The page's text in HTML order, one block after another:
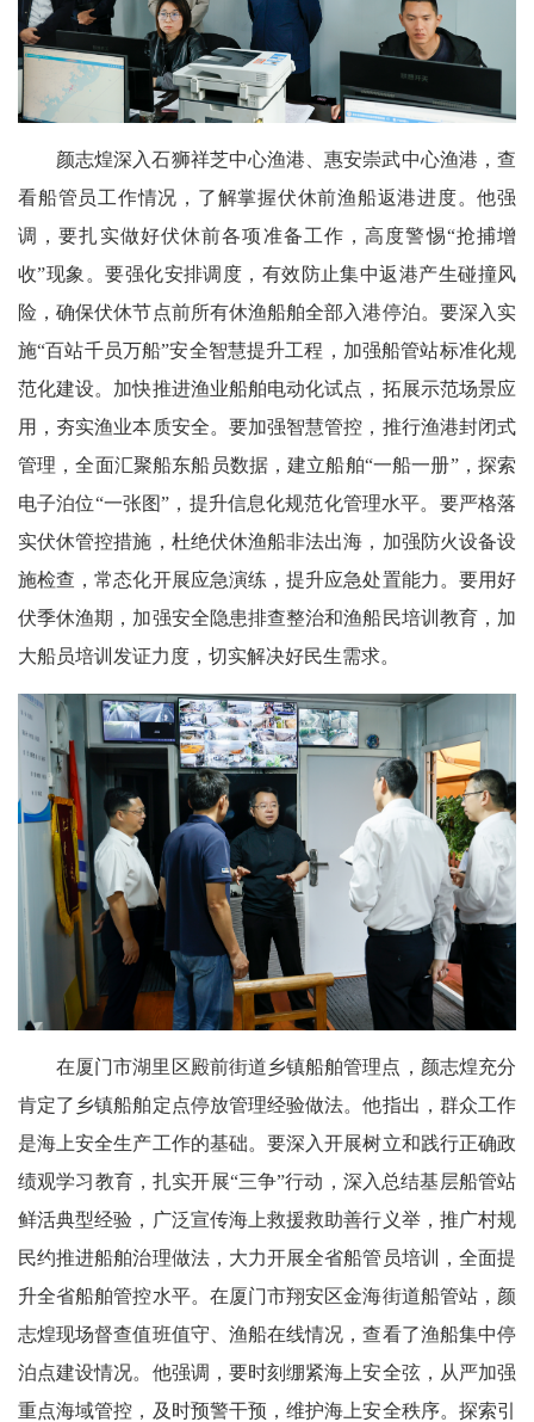
颜志煌深入石狮祥芝中心渔港、惠安崇武中心渔港，查
看船管员工作情况，了解掌握伏休前渔船返港进度。他强
调，要扎实做好伏休前各项准备工作，高度警惕“抢捕增
收”现象。要强化安排调度，有效防止集中返港产生碰撞风
险，确保伏休节点前所有休渔船舶全部入港停泊。要深入实
施“百站千员万船”安全智慧提升工程，加强船管站标准化规
范化建设。加快推进渔业船舶电动化试点，拓展示范场景应
用，夯实渔业本质安全。要加强智慧管控，推行渔港封闭式
管理，全面汇聚船东船员数据，建立船舶“一船一册”，探索
电子泊位“一张图”，提升信息化规范化管理水平。要严格落
实伏休管控措施，杜绝伏休渔船非法出海，加强防火设备设
施检查，常态化开展应急演练，提升应急处置能力。要用好
伏季休渔期，加强安全隐患排查整治和渔船民培训教育，加
大船员培训发证力度，切实解决好民生需求。
在厦门市湖里区殿前街道乡镇船舶管理点，颜志煌充分
肯定了乡镇船舶定点停放管理经验做法。他指出，群众工作
是海上安全生产工作的基础。要深入开展树立和践行正确政
绩观学习教育，扎实开展“三争”行动，深入总结基层船管站
鲜活典型经验，广泛宣传海上救援救助善行义举，推广村规
民约推进船舶治理做法，大力开展全省船管员培训，全面提
升全省船舶管控水平。在厦门市翔安区金海街道船管站，颜
志煌现场督查值班值守、渔船在线情况，查看了渔船集中停
泊点建设情况。他强调，要时刻绷紧海上安全弦，从严加强
重点海域管控，及时预警干预，维护海上安全秩序。探索引